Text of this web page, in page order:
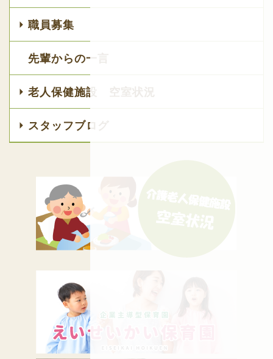
職員募集
先輩からの一言
老人保健施設 空室状況
スタッフブログ